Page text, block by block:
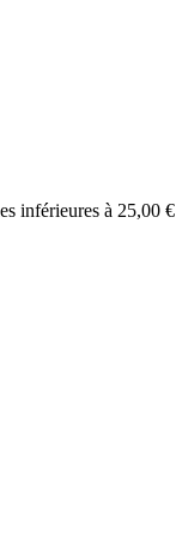
inférieures à 25,00 €